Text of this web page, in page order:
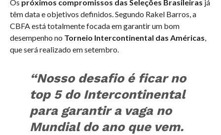
Os próximos compromissos das Seleções Brasileiras já
têm data e objetivos definidos. Segundo Rakel Barros, a
CBFA está totalmente focada em garantir um bom
desempenho no Torneio Intercontinental das Américas,
que será realizado em setembro.
“Nosso desafio é ficar no
top 5 do Intercontinental
para garantir a vaga no
Mundial do ano que vem.